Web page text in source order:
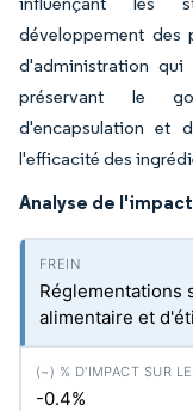
développement des
d'administration
préservant le
d'encapsulation et
l'efficacité des
Analyse de
Réglementations
alimentaire et
-0.4%